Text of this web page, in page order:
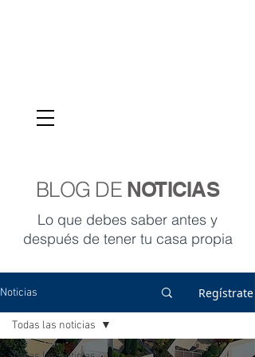
BLOG DE NOTICIAS
Lo que debes saber antes y
después de tener tu casa propia
Noticias Regístrate
Todas las noticias